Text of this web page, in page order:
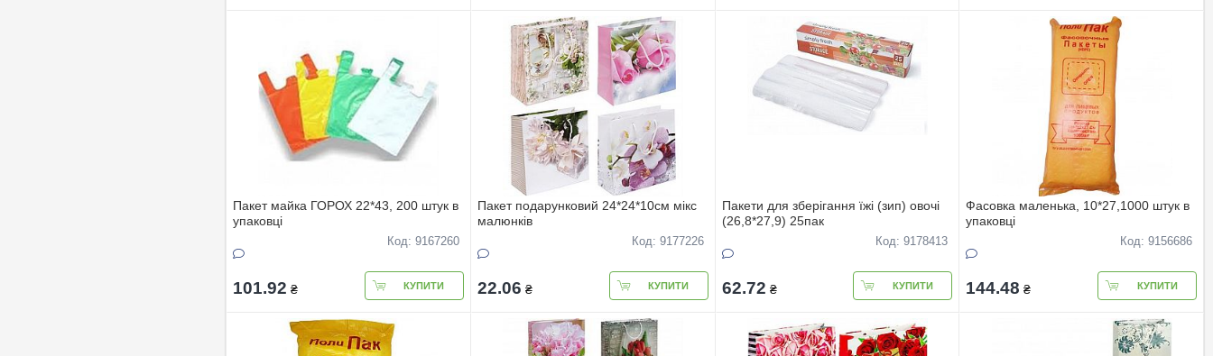
Пакет майка ГОРОХ 22*43, 200 штук в
упаковці
Код: 9167260
101.92 ₴ КУПИТИ
Пакет подарунковий 24*24*10см мiкс
малюнкiв
Код: 9177226
22.06 ₴ КУПИТИ
Пакети для зберігання їжі (зип) овочі
(26,8*27,9) 25пак
Код: 9178413
62.72 ₴ КУПИТИ
Фасовка маленька, 10*27,1000 штук в
упаковці
Код: 9156686
144.48 ₴ КУПИТИ